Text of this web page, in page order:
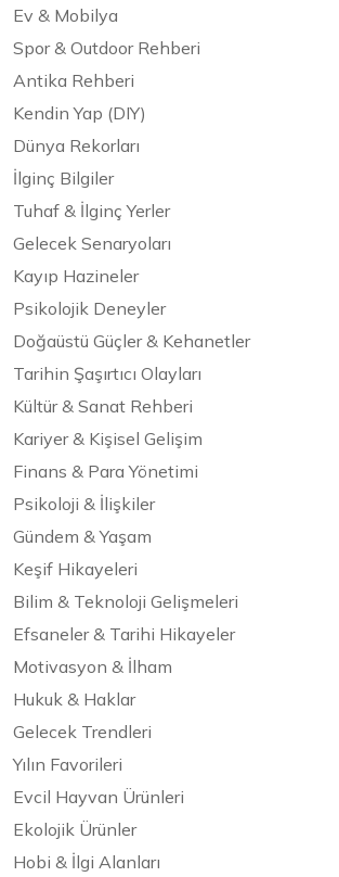
Ev & Mobilya
Spor & Outdoor Rehberi
Antika Rehberi
Kendin Yap (DIY)
Dünya Rekorları
İlginç Bilgiler
Tuhaf & İlginç Yerler
Gelecek Senaryoları
Kayıp Hazineler
Psikolojik Deneyler
Doğaüstü Güçler & Kehanetler
Tarihin Şaşırtıcı Olayları
Kültür & Sanat Rehberi
Kariyer & Kişisel Gelişim
Finans & Para Yönetimi
Psikoloji & İlişkiler
Gündem & Yaşam
Keşif Hikayeleri
Bilim & Teknoloji Gelişmeleri
Efsaneler & Tarihi Hikayeler
Motivasyon & İlham
Hukuk & Haklar
Gelecek Trendleri
Yılın Favorileri
Evcil Hayvan Ürünleri
Ekolojik Ürünler
Hobi & İlgi Alanları